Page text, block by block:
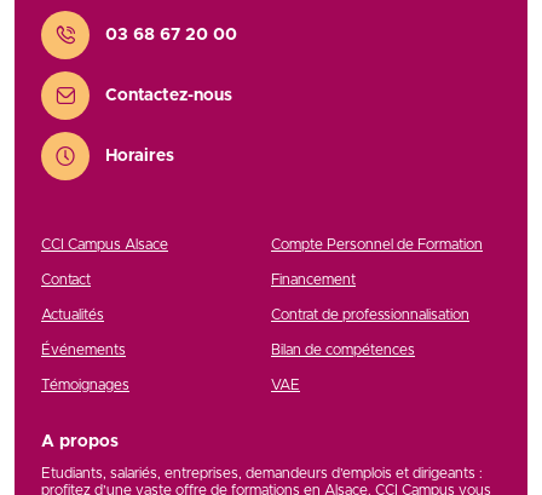
Contact
03 68 67 20 00
Contactez-nous
Horaires
CCI Campus Alsace
Contact
Actualités
Événements
Témoignages
Compte Personnel de Formation
Financement
Contrat de professionnalisation
Bilan de compétences
VAE
A propos
Etudiants, salariés, entreprises, demandeurs d’emplois et dirigeants :
profitez d’une vaste offre de formations en Alsace. CCI Campus vous